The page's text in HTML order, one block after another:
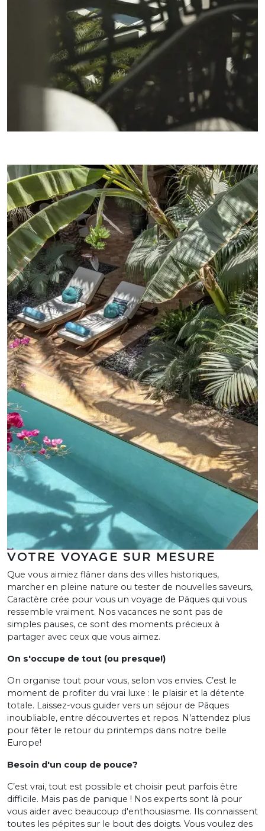
VOTRE VOYAGE SUR MESURE
Que vous aimiez flâner dans des villes historiques,
marcher en pleine nature ou tester de nouvelles saveurs,
Caractère crée pour vous un voyage de Pâques qui vous
ressemble vraiment. Nos vacances ne sont pas de
simples pauses, ce sont des moments précieux à
partager avec ceux que vous aimez.
On s'occupe de tout (ou presque!)
On organise tout pour vous, selon vos envies. C’est le
moment de profiter du vrai luxe : le plaisir et la détente
totale. Laissez-vous guider vers un séjour de Pâques
inoubliable, entre découvertes et repos. N’attendez plus
pour fêter le retour du printemps dans notre belle
Europe!
Besoin d'un coup de pouce?
C’est vrai, tout est possible et choisir peut parfois être
difficile. Mais pas de panique ! Nos experts sont là pour
vous aider avec beaucoup d'enthousiasme. Ils connaissent
toutes les pépites sur le bout des doigts. Vous voulez des